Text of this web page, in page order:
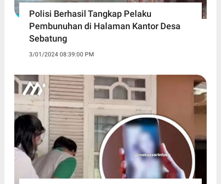
Polisi Berhasil Tangkap Pelaku
Pembunuhan di Halaman Kantor Desa
Sebatung
3/01/2024 08:39:00 PM